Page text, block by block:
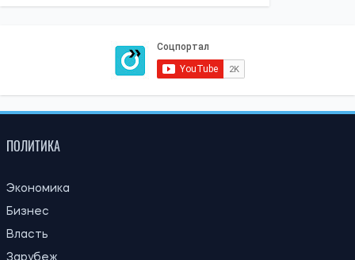
ПОЛИТИКА
Экономика
Бизнес
Власть